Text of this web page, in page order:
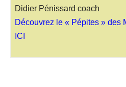
Didier Pénissard coach
Découvrez le « Pépites » des
ICI